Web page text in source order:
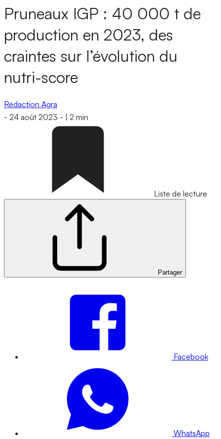
Pruneaux IGP : 40 000 t de
production en 2023, des
craintes sur l’évolution du
nutri-score
Rédaction Agra
- 24 août 2023 - 2 min
Liste de lecture
Partager
Facebook
WhatsApp